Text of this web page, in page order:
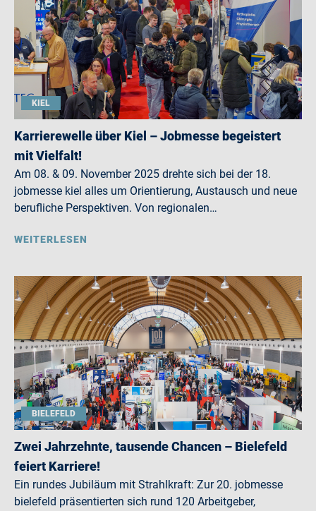
KIEL
Karrierewelle über Kiel – Jobmesse begeistert
mit Vielfalt!
Am 08. & 09. November 2025 drehte sich bei der 18.
jobmesse kiel alles um Orientierung, Austausch und neue
berufliche Perspektiven. Von regionalen…
WEITERLESEN
BIELEFELD
Zwei Jahrzehnte, tausende Chancen – Bielefeld
feiert Karriere!
Ein rundes Jubiläum mit Strahlkraft: Zur 20. jobmesse
bielefeld präsentierten sich rund 120 Arbeitgeber,